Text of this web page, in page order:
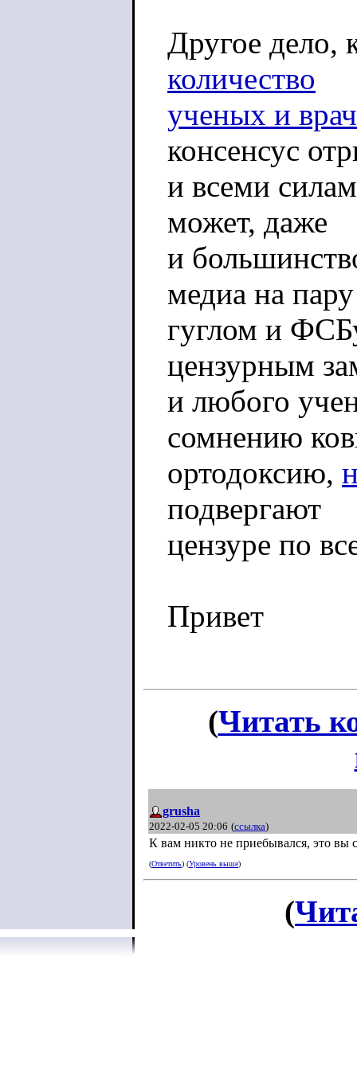
Другое дело,
количество
ученых и
консенсус
и всеми
может, даже
и
медиа на
гуглом и
цензурным
и любого
сомнению
ортодоксию,
подвергают
цензуре по
Привет
(Читать
grusha
2022-02-05 20:06 (ссылка)
К вам никто не приебывался, это вы
(Ответить) (Уровень выше)
(